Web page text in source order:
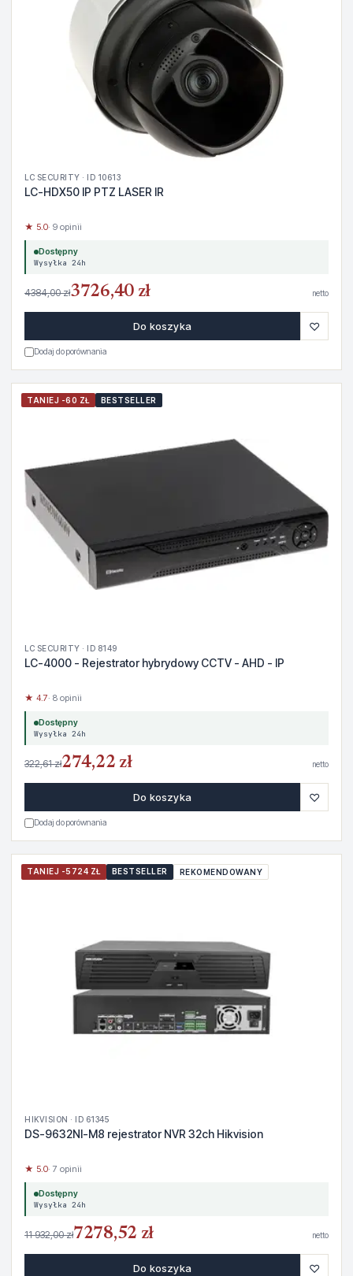
LC SECURITY · ID 10613
LC-HDX50 IP PTZ LASER IR
★ 5.0· 9 opinii
Dostępny
Wysyłka 24h
4384,00 zł3726,40 zł netto
Do koszyka ♡
Dodaj do porównania
TANIEJ -60 ZŁ BESTSELLER
LC SECURITY · ID 8149
LC-4000 - Rejestrator hybrydowy CCTV - AHD - IP
★ 4.7· 8 opinii
Dostępny
Wysyłka 24h
322,61 zł274,22 zł netto
Do koszyka ♡
Dodaj do porównania
TANIEJ -5724 ZŁ BESTSELLER REKOMENDOWANY
HIKVISION · ID 61345
DS-9632NI-M8 rejestrator NVR 32ch Hikvision
★ 5.0· 7 opinii
Dostępny
Wysyłka 24h
11 932,00 zł7278,52 zł netto
Do koszyka ♡